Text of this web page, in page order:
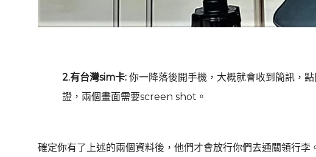
2.有台灣sim卡: 你一降落後開手機，大概就會收到簡訊，
證，兩個畫面需要screen shot。
確定你有了上述的兩個資料後，他們才會放行你們去通關領行李